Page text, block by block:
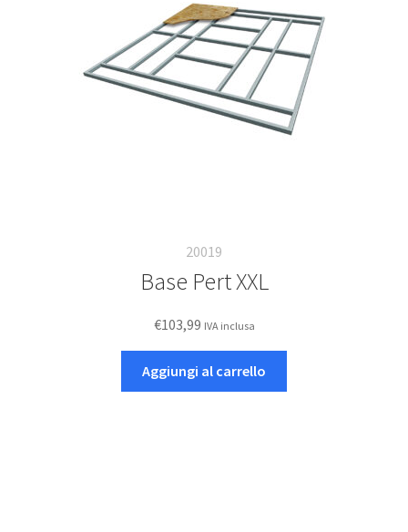
20019
Base Pert XXL
€103,99 IVA inclusa
Aggiungi al carrello